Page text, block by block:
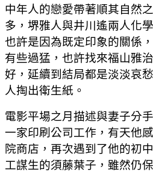
中年人的戀愛帶著順其自然
多，堺雅人與井川遙兩人化
也許是因為既定印象的關係
有些過猛，也許找來福山雅
好，延續到結局都是淡淡哀
人掏出衛生紙。
電影平場之月描述與妻子分
一家印刷公司工作，有天他
院商店，再次遇到了他的初
工謀生的須藤葉子，雖然仍